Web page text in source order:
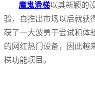
魔鬼滑梯以其新颖的
验，自推出市场以后就获
获了一大波勇于尝试和体
的网红热门设备，因此越
梯功能项目。